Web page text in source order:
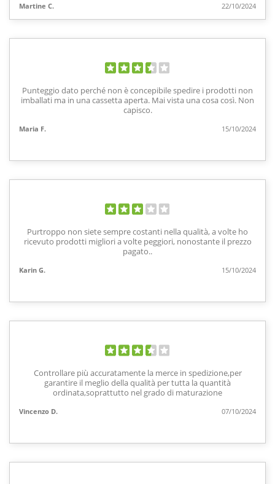
Martine C. 22/10/2024
Punteggio dato perché non è concepibile spedire i prodotti non
imballati ma in una cassetta aperta. Mai vista una cosa così. Non
capisco.
Maria F. 15/10/2024
Purtroppo non siete sempre costanti nella qualità, a volte ho
ricevuto prodotti migliori a volte peggiori, nonostante il prezzo
pagato..
Karin G. 15/10/2024
Controllare più accuratamente la merce in spedizione,per
garantire il meglio della qualità per tutta la quantità
ordinata,soprattutto nel grado di maturazione
Vincenzo D. 07/10/2024